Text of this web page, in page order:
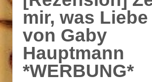
mir, was
von Gaby
Hauptmann
*WERBUNG*